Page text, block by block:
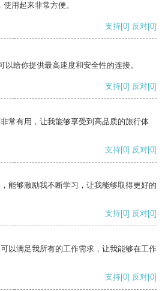
用起来非常方便。
支持[0] 反对[0]
给你提供最高速度和安全性的连接。
支持[0] 反对[0]
常有用，让我能够享受到高品质的旅行体
支持[0] 反对[0]
能够激励我不断学习，让我能够取得更好的
支持[0] 反对[0]
以满足我所有的工作需求，让我能够在工作
支持[0] 反对[0]